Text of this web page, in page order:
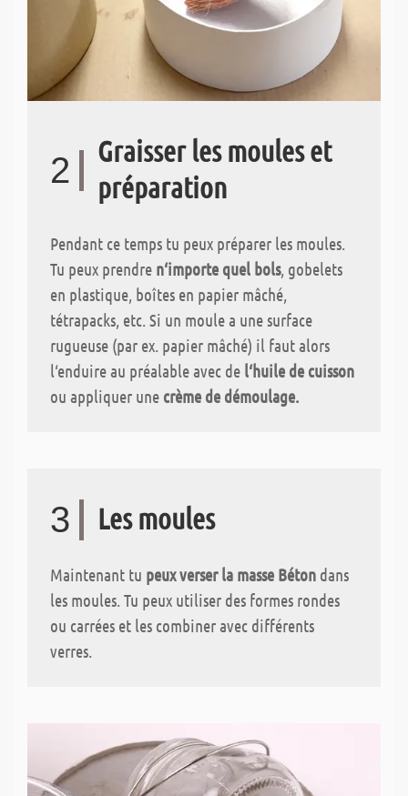
2
Graisser les moules et
préparation
Pendant ce temps tu peux préparer les moules.
Tu peux prendre n‘importe quel bols, gobelets
en plastique, boîtes en papier mâché,
tétrapacks, etc. Si un moule a une surface
rugueuse (par ex. papier mâché) il faut alors
l‘enduire au préalable avec de l‘huile de cuisson
ou appliquer une crème de démoulage.
3 Les moules
Maintenant tu peux verser la masse Béton dans
les moules. Tu peux utiliser des formes rondes
ou carrées et les combiner avec différents
verres.